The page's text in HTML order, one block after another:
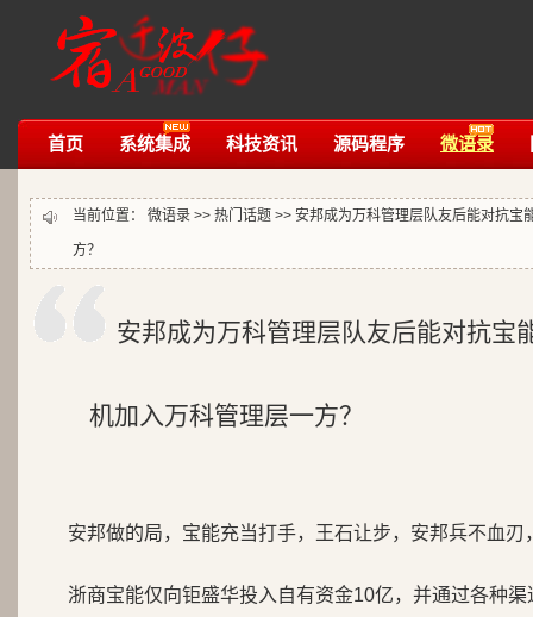
首页 系统集成 科技资讯 源码程序 微语录
当前位置： 微语录 >> 热门话题 >> 安邦成为万科管理层队友后能对抗宝
方？
安邦成为万科管理层队友后能对抗宝
机加入万科管理层一方？
安邦做的局，宝能充当打手，王石让步，安邦兵不血刃
浙商宝能仅向钜盛华投入自有资金10亿，并通过各种